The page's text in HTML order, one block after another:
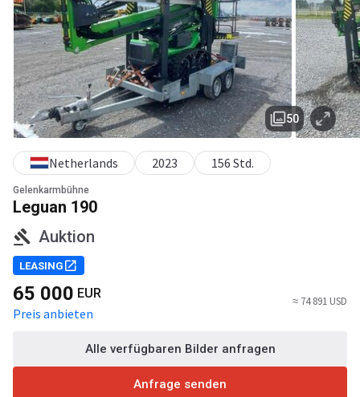
Gelenkarmbühne
Leguan 190
50
Netherlands 2023 156 Std.
Auktion
LEASING
65 000 EUR
Preis anbieten
≈ 74 891 USD
Alle verfügbaren Bilder anfragen
Anfrage senden